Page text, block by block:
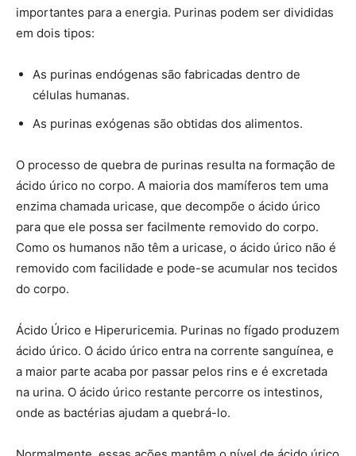
importantes para a energia. Purinas podem ser divididas
em dois tipos:
As purinas endógenas são fabricadas dentro de
células humanas.
As purinas exógenas são obtidas dos alimentos.
O processo de quebra de purinas resulta na formação de
ácido úrico no corpo. A maioria dos mamíferos tem uma
enzima chamada uricase, que decompõe o ácido úrico
para que ele possa ser facilmente removido do corpo.
Como os humanos não têm a uricase, o ácido úrico não é
removido com facilidade e pode-se acumular nos tecidos
do corpo.
Ácido Úrico e Hiperuricemia. Purinas no fígado produzem
ácido úrico. O ácido úrico entra na corrente sanguínea, e
a maior parte acaba por passar pelos rins e é excretada
na urina. O ácido úrico restante percorre os intestinos,
onde as bactérias ajudam a quebrá-lo.